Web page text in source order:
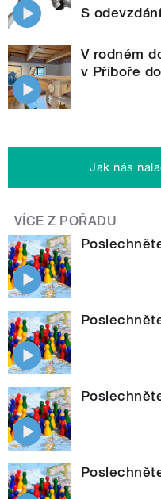
S
V rodném
v Příboře
Jak nás
VÍCE Z POŘADU